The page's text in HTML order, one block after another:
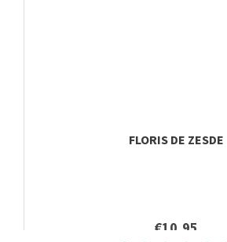
FLORIS DE ZESDE
€10,95